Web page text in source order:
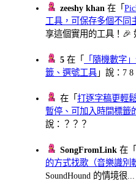
zeeshy khan 在「
工具，可保存多個不同
享這個實用的工具！🎉
5 在「
「隨機數字
籤、選號工具 」說：7 8
在「打逐字稿更輕
暫停、可加入時間標籤
說：？？？
SongFromLink 在「
的方式找歌（音樂識別
SoundHound 的情境很...